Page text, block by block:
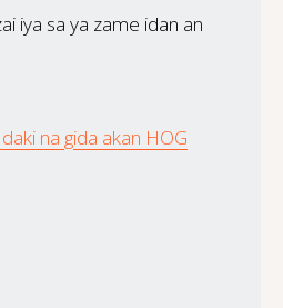
iya sa ya zame idan an
na gida akan HOG